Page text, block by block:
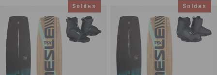
Soldes Soldes